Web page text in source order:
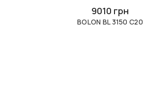
9010 грн
BOLON BL 3150 C20